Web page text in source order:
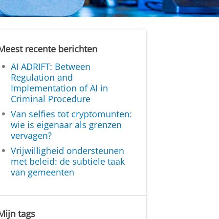
recente berichten
AI ADRIFT: Between
Regulation and
Implementation of AI in
Criminal Procedure
Van selfies tot cryptomunten:
wie is eigenaar als grenzen
vervagen?
Vrijwilligheid ondersteunen
met beleid: de subtiele taak
van gemeenten
tags